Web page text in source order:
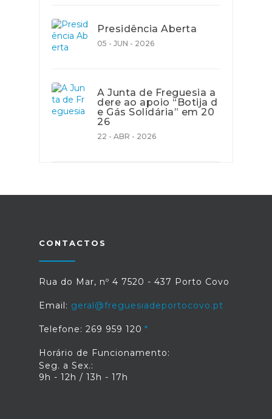
Presidência Aberta
05 - JUN - 2026
A Junta de Freguesia a
dere ao apoio “Botija d
e Gás Solidária” em 20
26
22 - ABR - 2026
CONTACTOS
Rua do Mar, nº 4 7520 - 437 Porto Covo
Email: geral@freguesiadeportocovo.pt
Telefone: 269 959 120
Horário de Funcionamento:
Seg. a Sex.:
9h - 12h / 13h - 17h